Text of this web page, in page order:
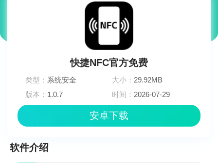
快捷NFC官方免费
类型： 系统安全 大小：29.92MB
版本： 1.0.7 时间： 2026-07-29
安卓下载
软件介绍